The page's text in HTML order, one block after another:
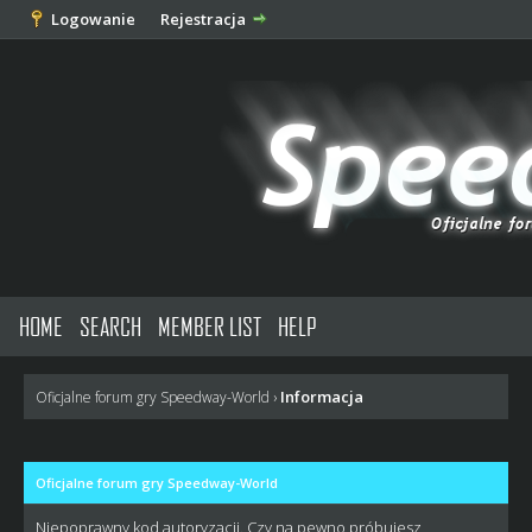
Logowanie Rejestracja
HOME SEARCH MEMBER LIST HELP
Oficjalne forum gry Speedway-World › Informacja
Oficjalne forum gry Speedway-World
Niepoprawny kod autoryzacji. Czy na pewno próbujesz